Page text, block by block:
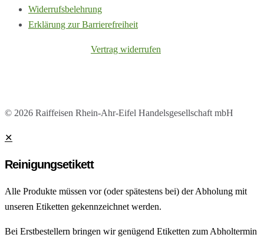
Widerrufsbelehrung
Erklärung zur Barrierefreiheit
Vertrag widerrufen
© 2026 Raiffeisen Rhein-Ahr-Eifel Handelsgesellschaft mbH
✕
Reinigungsetikett
Alle Produkte müssen vor (oder spätestens bei) der Abholung mit
unseren Etiketten gekennzeichnet werden.
Bei Erstbestellern bringen wir genügend Etiketten zum Abholtermin